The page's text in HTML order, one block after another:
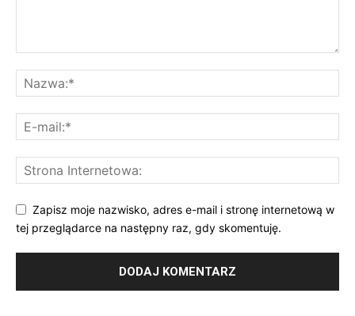
12 II 2022; Suwałki - Biblioteka Publiczna © 2022 Wojciech Otłowski
Zapisz moje nazwisko, adres e-mail i stronę internetową w
tej przeglądarce na następny raz, gdy skomentuję.